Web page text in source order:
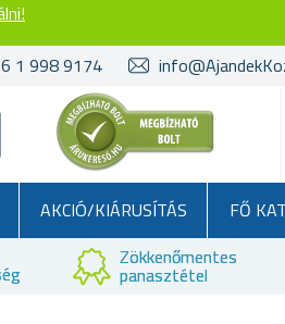
1 998 9174
AKCIÓ/KIÁRUSÍTÁS FŐ
Zökkenőmentes
panasztétel